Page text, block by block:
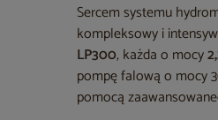
Sercem systemu
kompleksowy i
LP300, każda o mocy
pompę falową o mocy
pomocą